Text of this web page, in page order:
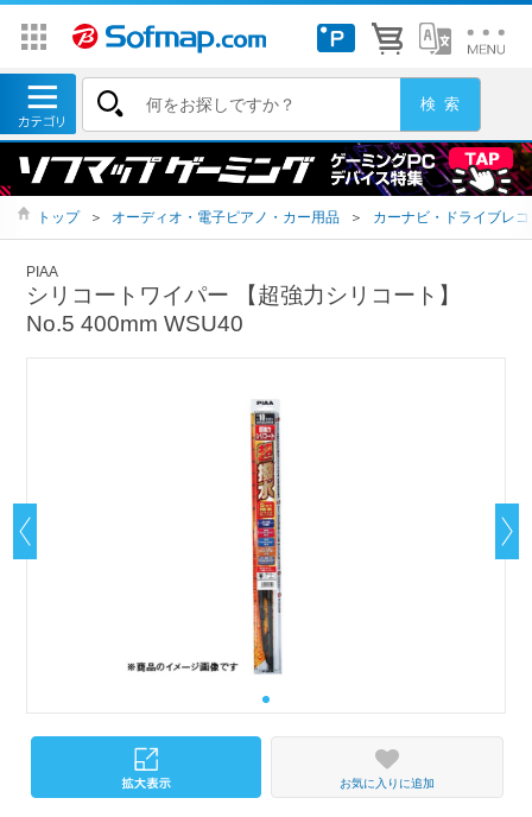
トップ ＞ オーディオ・電子ピアノ・カー用品 ＞ カーナビ・ドライブレ
PIAA
シリコートワイパー 【超強力シリコート】
No.5 400mm WSU40
お気に入りに追加